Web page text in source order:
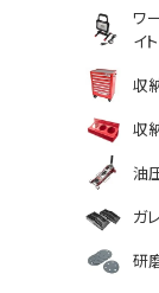
ワ
イト
収
収
油
ガ
研